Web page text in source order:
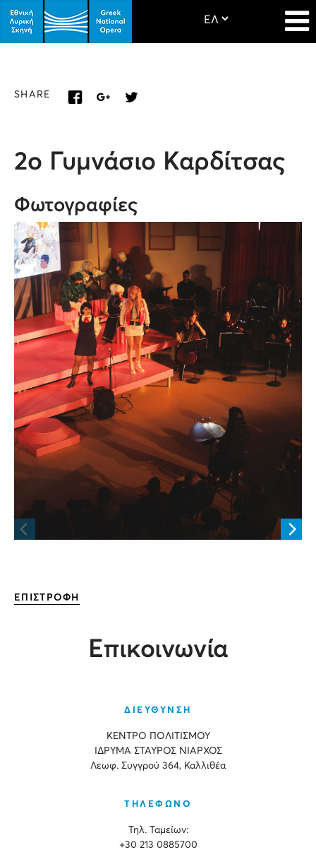
SHARE
2ο Γυμνάσιο Καρδίτσας
Φωτογραφίες
ΕΠΙΣΤΡΟΦΗ
Επικοινωνία
ΔΙΕΥΘΥΝΣΗ
ΚΕΝΤΡΟ ΠΟΛΙΤΙΣΜΟΥ
ΙΔΡΥΜΑ ΣΤΑΥΡΟΣ ΝΙΑΡΧΟΣ
Λεωφ. Συγγρού 364, Καλλιθέα
ΤΗΛΕΦΩΝΟ
Τηλ. Ταμείων:
+30 213 0885700